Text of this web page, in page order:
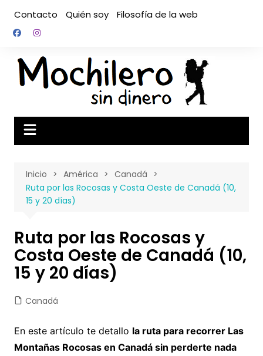
contenido
Contacto Quién soy Filosofía de la web
Inicio América
Canadá
Ruta por las Rocosas y Costa Oeste de Canadá (10,
15 y 20 días)
Ruta por las Rocosas y
Costa Oeste de Canadá (10,
15 y 20 días)
Canadá
En este artículo te detallo la ruta para recorrer Las
Montañas Rocosas en Canadá sin perderte nada